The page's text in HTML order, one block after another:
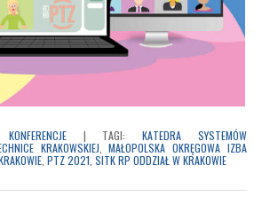
KONFERENCJE | TAGI:
KATEDRA SYSTEMÓW
KRAKOWSKIEJ ,MAŁOPOLSKA OKRĘGOWA IZBA
PTZ 2021 SITK RP ODDZIAŁ W KRAKOWIE